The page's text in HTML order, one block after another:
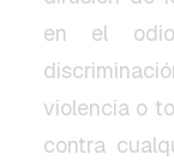
en el
violencia o
contra